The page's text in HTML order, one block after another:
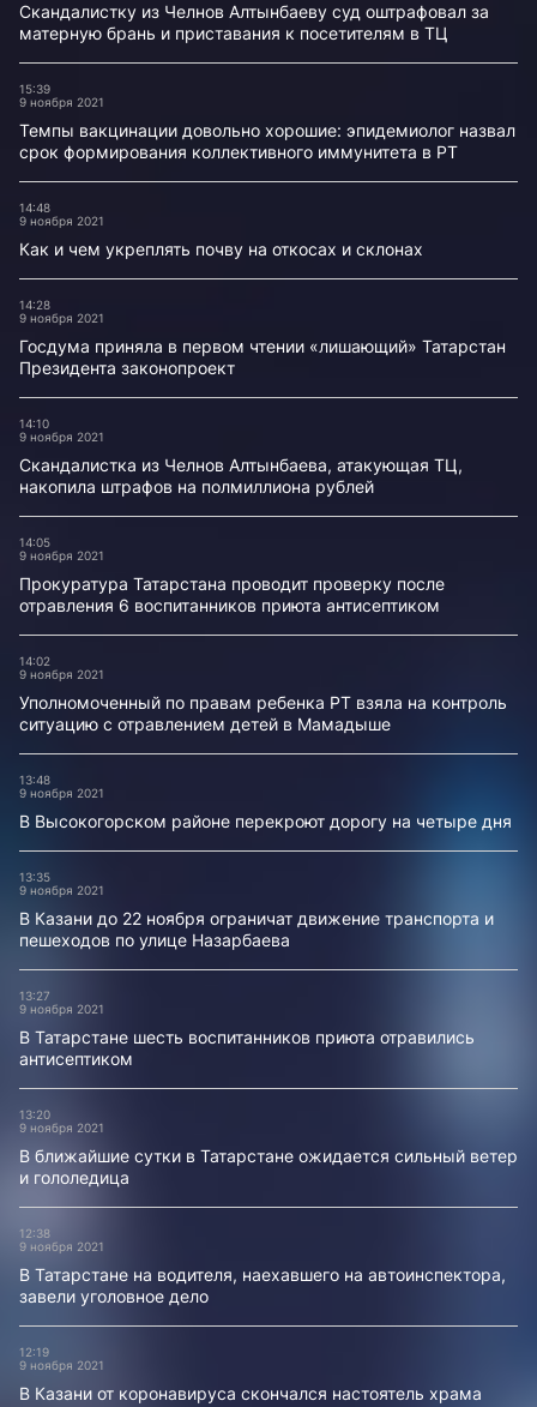
Скандалистку из Челнов Алтынбаеву суд оштрафовал за
матерную брань и приставания к посетителям в ТЦ
15:39
9 ноября 2021
Темпы вакцинации довольно хорошие: эпидемиолог назвал
срок формирования коллективного иммунитета в РТ
14:48
9 ноября 2021
Как и чем укреплять почву на откосах и склонах
14:28
9 ноября 2021
Госдума приняла в первом чтении «лишающий» Татарстан
Президента законопроект
14:10
9 ноября 2021
Скандалистка из Челнов Алтынбаева, атакующая ТЦ,
накопила штрафов на полмиллиона рублей
14:05
9 ноября 2021
Прокуратура Татарстана проводит проверку после
отравления 6 воспитанников приюта антисептиком
14:02
9 ноября 2021
Уполномоченный по правам ребенка РТ взяла на контроль
ситуацию с отравлением детей в Мамадыше
13:48
9 ноября 2021
В Высокогорском районе перекроют дорогу на четыре дня
13:35
9 ноября 2021
В Казани до 22 ноября ограничат движение транспорта и
пешеходов по улице Назарбаева
13:27
9 ноября 2021
В Татарстане шесть воспитанников приюта отравились
антисептиком
13:20
9 ноября 2021
В ближайшие сутки в Татарстане ожидается сильный ветер
и гололедица
12:38
9 ноября 2021
В Татарстане на водителя, наехавшего на автоинспектора,
завели уголовное дело
12:19
9 ноября 2021
В Казани от коронавируса скончался настоятель храма